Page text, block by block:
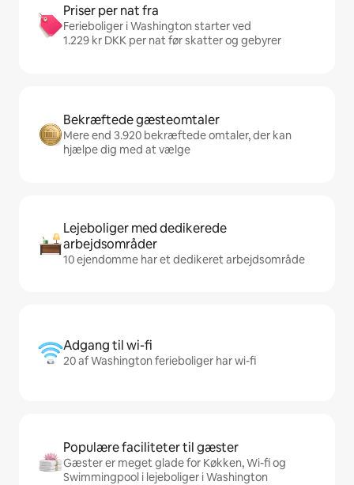
Priser per nat fra
Ferieboliger i Washington starter ved
1.229 kr DKK per nat før skatter og gebyrer
Bekræftede gæsteomtaler
Mere end 3.920 bekræftede omtaler, der kan
hjælpe dig med at vælge
Lejeboliger med dedikerede
arbejdsområder
10 ejendomme har et dedikeret arbejdsområde
Adgang til wi-fi
20 af Washington ferieboliger har wi-fi
Populære faciliteter til gæster
Gæster er meget glade for Køkken, Wi-fi og
Swimmingpool i lejeboliger i Washington